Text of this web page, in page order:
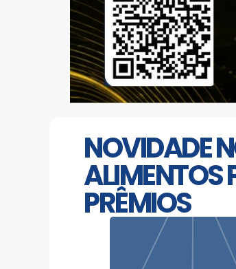
NOVIDADE
ALIMENTOS
PRÊMIOS